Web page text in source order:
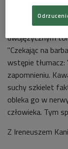
Pałac Ras el-Tin w
Nowe
dwujęzycznym
"Czekając na
wstępie
zapomnieniu.
suchy szkielet
obleka go w
człowieka. Tym
Z Ireneuszem